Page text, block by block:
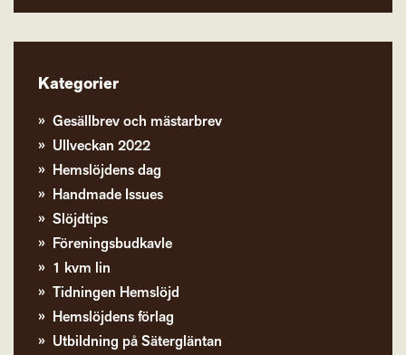
Kategorier
Gesällbrev och mästarbrev
Ullveckan 2022
Hemslöjdens dag
Handmade Issues
Slöjdtips
Föreningsbudkavle
1 kvm lin
Tidningen Hemslöjd
Hemslöjdens förlag
Utbildning på Sätergläntan